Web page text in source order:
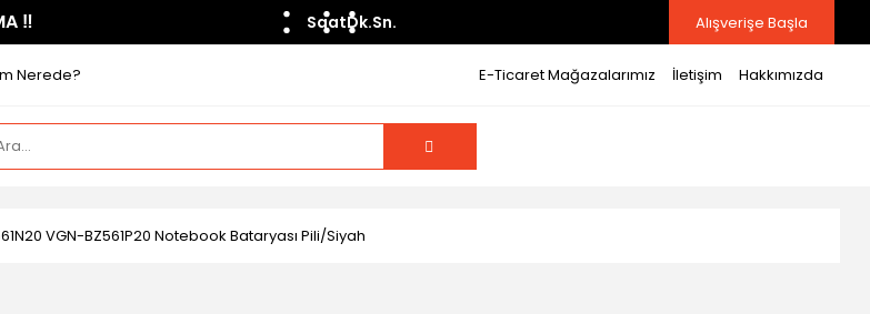
​‼️​ SaatDk.Sn. Alışverişe Başla
Nerede? E-Ticaret Mağazalarımız İletişim Hakkımızda
VGN-BZ561P20 Notebook Bataryası Pili/Siyah